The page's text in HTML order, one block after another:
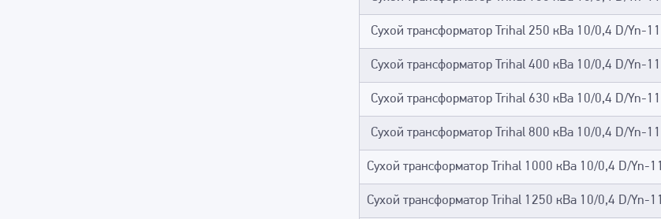
Сухой трансформатор Trihal 250 кВа 10/0,4 D/Yn-11
Сухой трансформатор Trihal 400 кВа 10/0,4 D/Yn-11
Сухой трансформатор Trihal 630 кВа 10/0,4 D/Yn-11
Сухой трансформатор Trihal 800 кВа 10/0,4 D/Yn-11
Сухой трансформатор Trihal 1000 кВа 10/0,4 D/Yn-11
Сухой трансформатор Trihal 1250 кВа 10/0,4 D/Yn-11